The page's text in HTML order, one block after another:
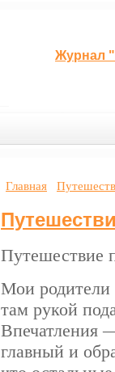
Журнал
Главная
Путешествие
Мои родители
там рукой
Впечатления
главный и